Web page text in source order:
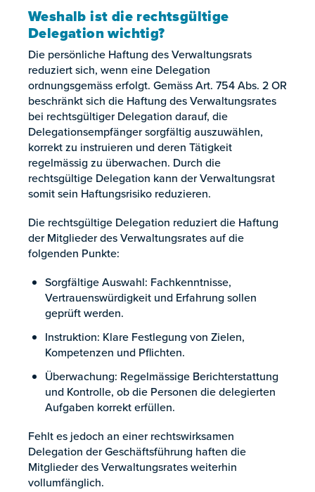
Weshalb ist die rechtsgültige
Delegation wichtig?
Die persönliche Haftung des Verwaltungsrats
reduziert sich, wenn eine Delegation
ordnungsgemäss erfolgt. Gemäss Art. 754 Abs. 2 OR
beschränkt sich die Haftung des Verwaltungsrates
bei rechtsgültiger Delegation darauf, die
Delegationsempfänger sorgfältig auszuwählen,
korrekt zu instruieren und deren Tätigkeit
regelmässig zu überwachen. Durch die
rechtsgültige Delegation kann der Verwaltungsrat
somit sein Haftungsrisiko reduzieren.
Die rechtsgültige Delegation reduziert die Haftung
der Mitglieder des Verwaltungsrates auf die
folgenden Punkte:
Sorgfältige Auswahl: Fachkenntnisse,
Vertrauenswürdigkeit und Erfahrung sollen
geprüft werden.
Instruktion: Klare Festlegung von Zielen,
Kompetenzen und Pflichten.
Überwachung: Regelmässige Berichterstattung
und Kontrolle, ob die Personen die delegierten
Aufgaben korrekt erfüllen.
Fehlt es jedoch an einer rechtswirksamen
Delegation der Geschäftsführung haften die
Mitglieder des Verwaltungsrates weiterhin
vollumfänglich.